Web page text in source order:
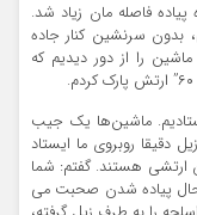
فاصله مان زیاد شد.
بدون سرنشین کنار جاده
را از دور دیدیم که
ماشین‌ها یک جیب
دقیقا روبروی ما ایستاد
ارتشی هستند. گفتم: شما
حال پیاده شدن صحبت می